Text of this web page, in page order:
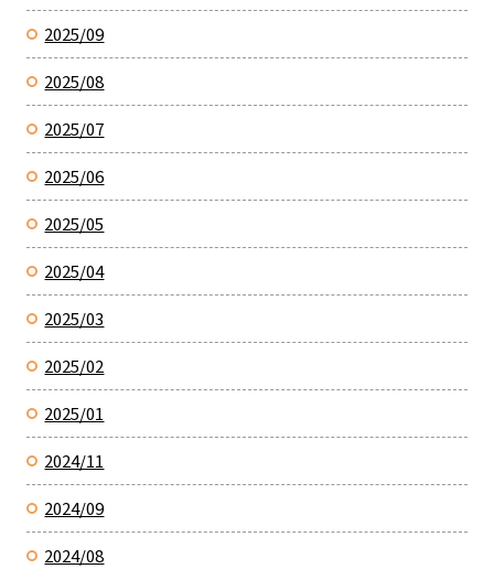
2025/09
2025/08
2025/07
2025/06
2025/05
2025/04
2025/03
2025/02
2025/01
2024/11
2024/09
2024/08